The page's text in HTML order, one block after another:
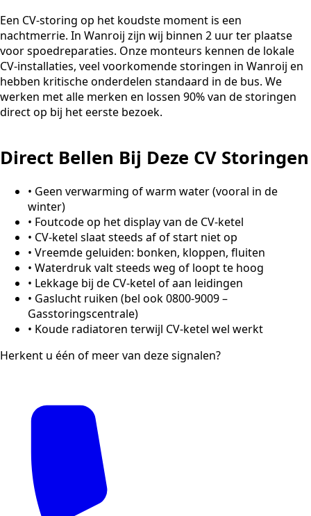
Een CV-storing op het koudste moment is een
nachtmerrie. In Wanroij zijn wij binnen 2 uur ter plaatse
voor spoedreparaties. Onze monteurs kennen de lokale
CV-installaties, veel voorkomende storingen in Wanroij en
hebben kritische onderdelen standaard in de bus. We
werken met alle merken en lossen 90% van de storingen
direct op bij het eerste bezoek.
Direct Bellen Bij Deze CV Storingen
• Geen verwarming of warm water (vooral in de
winter)
• Foutcode op het display van de CV-ketel
• CV-ketel slaat steeds af of start niet op
• Vreemde geluiden: bonken, kloppen, fluiten
• Waterdruk valt steeds weg of loopt te hoog
• Lekkage bij de CV-ketel of aan leidingen
• Gaslucht ruiken (bel ook 0800-9009 –
Gasstoringscentrale)
• Koude radiatoren terwijl CV-ketel wel werkt
Herkent u één of meer van deze signalen?